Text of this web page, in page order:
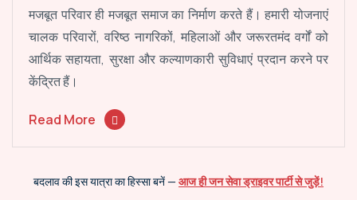
मजबूत परिवार ही मजबूत समाज का निर्माण करते हैं। हमारी योजनाएं
चालक परिवारों, वरिष्ठ नागरिकों, महिलाओं और जरूरतमंद वर्गों को
आर्थिक सहायता, सुरक्षा और कल्याणकारी सुविधाएं प्रदान करने पर
केंद्रित हैं।
Read More
बदलाव की इस यात्रा का हिस्सा बनें — आज ही जन सेवा ड्राइवर पार्टी से जुड़ें!